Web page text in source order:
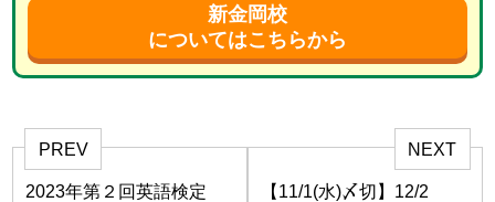
新金岡校
についてはこちらから
PREV
2023年第２回英語検定
NEXT
【11/1(水)〆切】12/2